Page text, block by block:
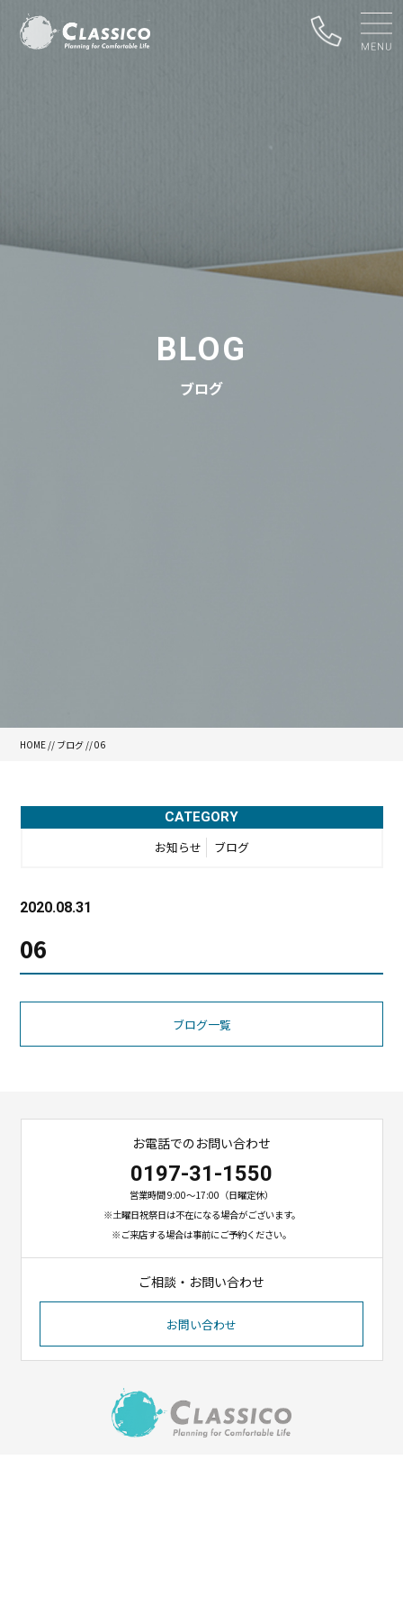
BLOG
ブログ
HOME // ブログ // 06
CATEGORY
お知らせ ブログ
2020.08.31
06
ブログ一覧
お電話でのお問い合わせ
0197-31-1550
営業時間 9:00〜17:00（日曜定休）
※土曜日祝祭日は不在になる場合がございます。
※ご来店する場合は事前にご予約ください。
ご相談・お問い合わせ
お問い合わせ